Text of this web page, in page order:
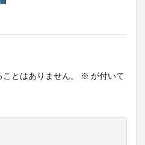
とはありません。 ※ が付いて